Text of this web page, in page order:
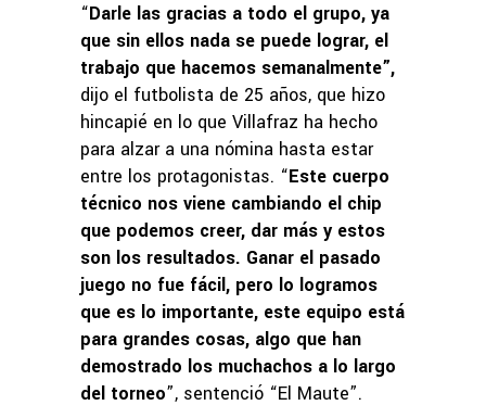
“Darle las gracias a todo el grupo, ya
que sin ellos nada se puede lograr, el
trabajo que hacemos semanalmente”,
dijo el futbolista de 25 años, que hizo
hincapié en lo que Villafraz ha hecho
para alzar a una nómina hasta estar
entre los protagonistas. “Este cuerpo
técnico nos viene cambiando el chip
que podemos creer, dar más y estos
son los resultados. Ganar el pasado
juego no fue fácil, pero lo logramos
que es lo importante, este equipo está
para grandes cosas, algo que han
demostrado los muchachos a lo largo
del torneo”, sentenció “El Maute”.